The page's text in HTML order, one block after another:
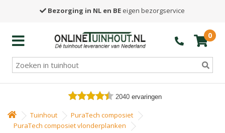
Bezorging in NL en BE eigen bezorgservice
0
2040 ervaringen
Tuinhout
PuraTech composiet
PuraTech composiet vlonderplanken